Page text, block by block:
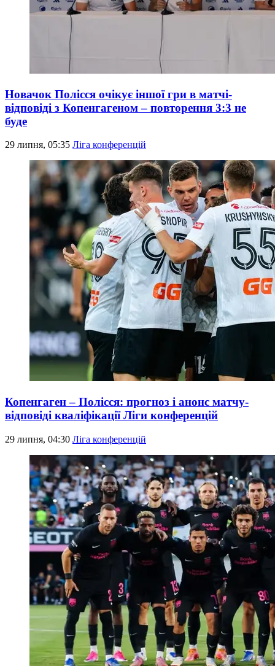
Новачок Полісся очікує іншої гри в матчі-
відповіді з Копенгагеном – повторення 3:3 не
буде
29 липня, 05:35 Ліга конференцій
Копенгаген – Полісся: прогноз і анонс матчу-
відповіді кваліфікації Ліги конференцій
29 липня, 04:30 Ліга конференцій